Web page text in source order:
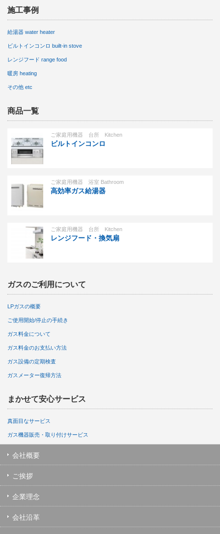
施工事例
給湯器 water heater
ビルトインコンロ built-in stove
レンジフード range food
暖房 heating
その他 etc
商品一覧
ご家庭用機器 台所 Kitchen
ビルトインコンロ
ご家庭用機器 浴室 Bathroom
高効率ガス給湯器
ご家庭用機器 台所 Kitchen
レンジフード・換気扇
ガスのご利用について
LPガスの概要
ご使用開始/停止の手続き
ガス料金について
ガス料金のお支払い方法
ガス設備の定期検査
ガスメーター復帰方法
まかせて安心サービス
真面目なサービス
ガス機器販売・取り付けサービス
会社概要
ご挨拶
企業理念
会社沿革